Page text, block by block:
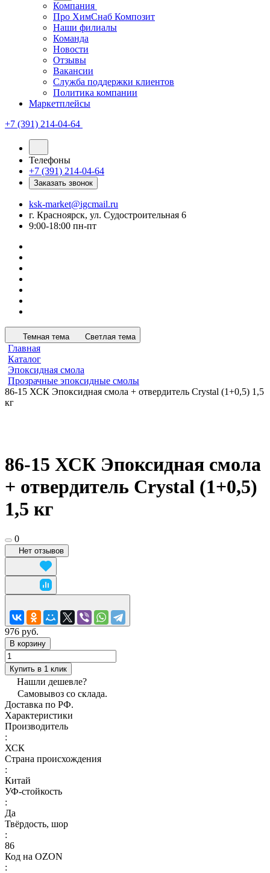
Компания
Про ХимСнаб Композит
Наши филиалы
Команда
Новости
Отзывы
Вакансии
Служба поддержки клиентов
Политика компании
Маркетплейсы
+7 (391) 214-04-64
Телефоны
+7 (391) 214-04-64
Заказать звонок
ksk-market@igcmail.ru
г. Красноярск, ул. Судостроительная 6
9:00-18:00 пн-пт
Темная тема Светлая тема
Главная
Каталог
Эпоксидная смола
Прозрачные эпоксидные смолы
86-15 ХСК Эпоксидная смола + отвердитель Crystal (1+0,5) 1,5
кг
86-15 ХСК Эпоксидная смола
+ отвердитель Crystal (1+0,5)
1,5 кг
0
Нет отзывов
976 руб.
В корзину
Купить в 1 клик
Нашли дешевле?
Самовывоз со склада.
Доставка по РФ.
Характеристики
Производитель
:
ХСК
Страна происхождения
:
Китай
УФ-стойкость
:
Да
Твёрдость, шор
:
86
Код на OZON
: